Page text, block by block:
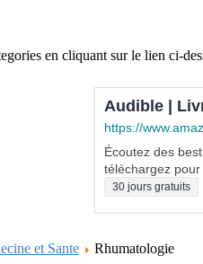
en cliquant sur le lien ci-
Audible |
https://
Écoutez des
téléchargez
30 jours gratuits
et Sante Rhumatologie